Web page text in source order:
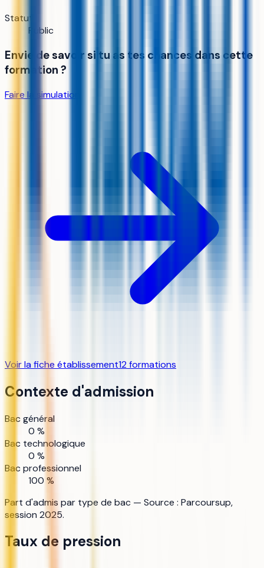
Statut
Public
Envie de savoir si tu as tes chances dans cette
formation ?
Faire la simulation
Voir la fiche établissement12 formations
Contexte d'admission
Bac général
0 %
Bac technologique
0 %
Bac professionnel
100 %
Part d'admis par type de bac — Source : Parcoursup,
session 2025.
Taux de pression